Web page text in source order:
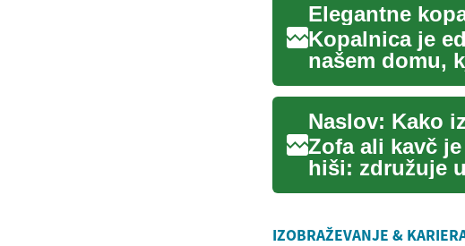
Elegantne
Kopalnica je
našem domu,
je ključno,...
Zofa ali kavč
hiši: združuje
izbiri...
IZOBRAŽEVANJE &